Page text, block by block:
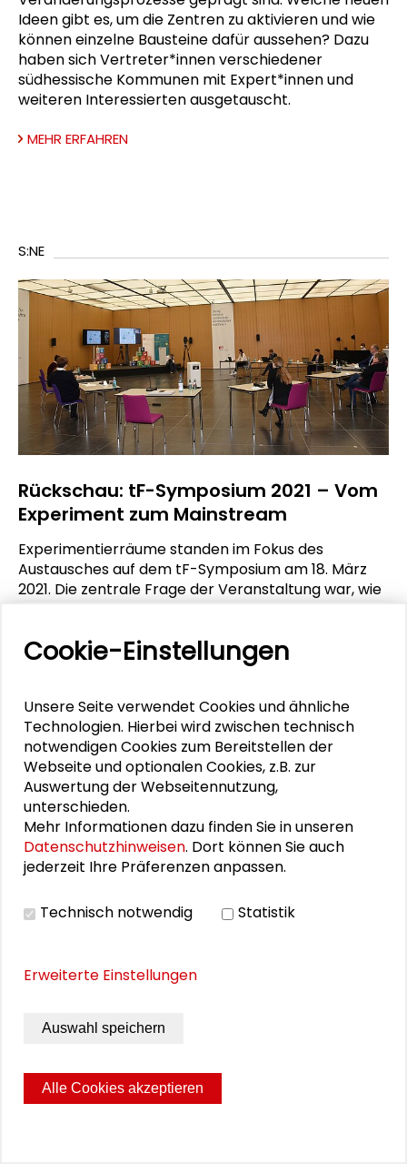
Ideen gibt es, um die Zentren zu aktivieren und wie
können einzelne Bausteine dafür aussehen? Dazu
haben sich Vertreter*innen verschiedener
südhessische Kommunen mit Expert*innen und
weiteren Interessierten ausgetauscht.
MEHR ERFAHREN
S:NE
Rückschau: tF-Symposium 2021 – Vom
Experiment zum Mainstream
Experimentierräume standen im Fokus des
Austausches auf dem tF-Symposium am 18. März
2021. Die zentrale Frage der Veranstaltung war, wie
sich Experimentierräume mit Akteur*innen so
Entwicklungsprozesse in Richtung einer
Nachhaltigen Entwicklung zu befördern.
MEHR ERFAHREN
S:NE
Darmstädter Tage der Transformation:
Cookie-Einstellungen
Unsere Seite verwendet Cookies und ähnliche
Technologien. Hierbei wird zwischen technisch
notwendigen Cookies zum Bereitstellen der
Webseite und optionalen Cookies, z.B. zur
Auswertung der Webseitennutzung,
unterschieden.
Mehr Informationen dazu finden Sie in unseren
Datenschutzhinweisen. Dort können Sie auch
jederzeit Ihre Präferenzen anpassen.
Technisch notwendig Statistik
Erweiterte Einstellungen
Auswahl speichern
Alle Cookies akzeptieren